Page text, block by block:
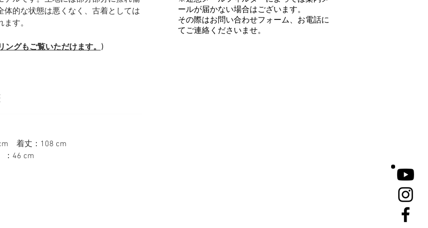
的な状態は悪くなく、古着としては
す。
ングもご覧いただけます。)
着丈：108 cm
：46 cm
ールが届かない場合はございます。
その際はお問い合わせフォーム、お電話に
てご連絡くださいませ。